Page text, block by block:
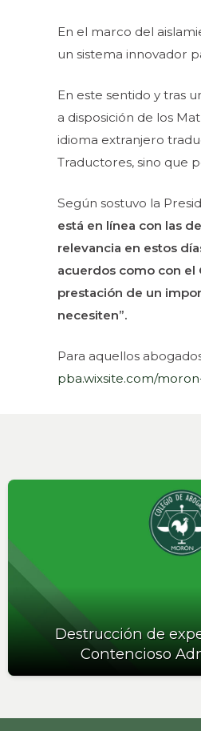
En el marco del
un sistema innovador
En este sentido y tras
a disposición de los
idioma extranjero
Traductores, sino que
Según sostuvo la
está en línea con las
relevancia en estos
acuerdos como con
prestación de un
necesiten”.
Para aquellos
pba.wixsite.com/
Destrucción de
Contencioso